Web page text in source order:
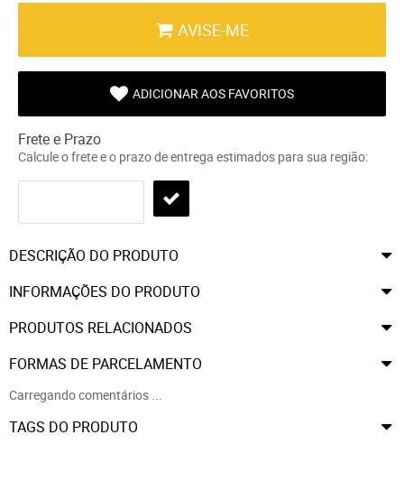
AVISE-ME
ADICIONAR AOS FAVORITOS
Frete e Prazo
Calcule o frete e o prazo de entrega estimados para sua região:
DESCRIÇÃO DO PRODUTO
INFORMAÇÕES DO PRODUTO
PRODUTOS RELACIONADOS
FORMAS DE PARCELAMENTO
Carregando comentários ...
TAGS DO PRODUTO